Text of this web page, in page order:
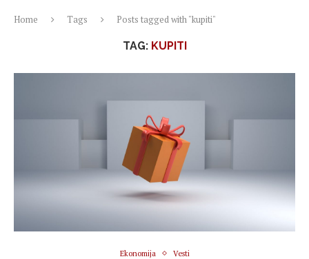
Home Tags Posts tagged with "kupiti"
TAG: KUPITI
Ekonomija Vesti